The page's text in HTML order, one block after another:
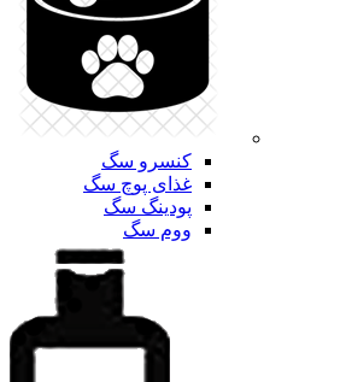
کنسرو سگ
غذای پوچ سگ
پودینگ سگ
ووم سگ